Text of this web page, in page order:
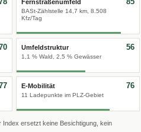
Fernstraßenumfeld
BASt-Zählstelle 14,7 km, 8.508
Kfz/Tag
Umfeldstruktur
1,1 % Wald, 2,5 % Gewässer
56
E-Mobilität
11 Ladepunkte im PLZ-Gebiet
76
Index ersetzt keine Besichtigung, kein